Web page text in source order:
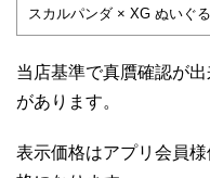
スカルパンダ × XG ぬいぐ
当店基準で真贋確認が
があります。
表示価格はアプリ会員